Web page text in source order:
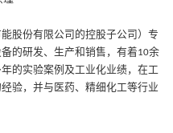
股份有限公司的控股子公司）专
的研发、生产和销售，有着10余
年的实验案例及工业化业绩，在工
验，并与医药、精细化工等行业